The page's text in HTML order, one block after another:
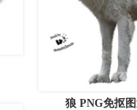
狼 PNG免抠